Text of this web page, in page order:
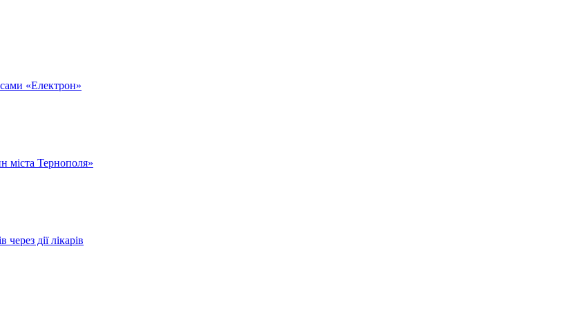
«Електрон»
міста Тернополя»
дії лікарів